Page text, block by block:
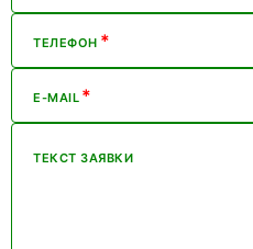
ТЕЛЕФОН *
E-MAIL *
ТЕКСТ ЗАЯВКИ